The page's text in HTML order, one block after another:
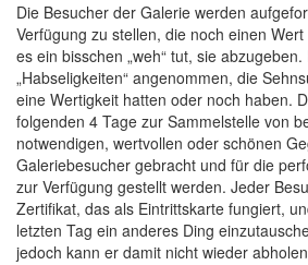
Die Besucher der Galerie werden
Verfügung zu stellen, die noch einen
es ein bisschen „weh“ tut, sie abzugeben.
„Habseligkeiten“ angenommen, die
eine Wertigkeit hatten oder noch haben.
folgenden 4 Tage zur Sammelstelle von
notwendigen, wertvollen oder schönen
Galeriebesucher gebracht und für die
zur Verfügung gestellt werden. Jeder
Zertifikat, das als Eintrittskarte fungiert,
letzten Tag ein anderes Ding
jedoch kann er damit nicht wieder